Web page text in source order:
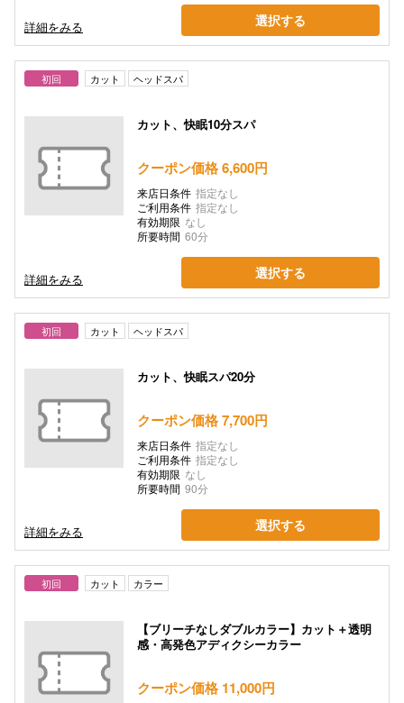
詳細をみる 選択する
初回 カット ヘッドスパ
カット、快眠10分スパ
クーポン価格 6,600円
来店日条件 指定なし
ご利用条件 指定なし
有効期限 なし
所要時間 60分
詳細をみる 選択する
初回 カット ヘッドスパ
カット、快眠スパ20分
クーポン価格 7,700円
来店日条件 指定なし
ご利用条件 指定なし
有効期限 なし
所要時間 90分
詳細をみる 選択する
初回 カット カラー
【ブリーチなしダブルカラー】カット＋透明
感・高発色アディクシーカラー
クーポン価格 11,000円